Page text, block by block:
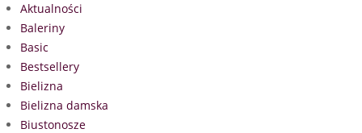
Aktualności
Baleriny
Basic
Bestsellery
Bielizna
Bielizna damska
Biustonosze